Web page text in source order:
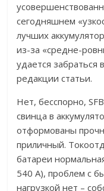
сегодняшнем
лучших
из-за «средне-
удается
редакции статьи.
Нет, бесспорно,
свинца в
отформованы
приличный.
батареи
540 А), проблем с
нагрузкой нет –